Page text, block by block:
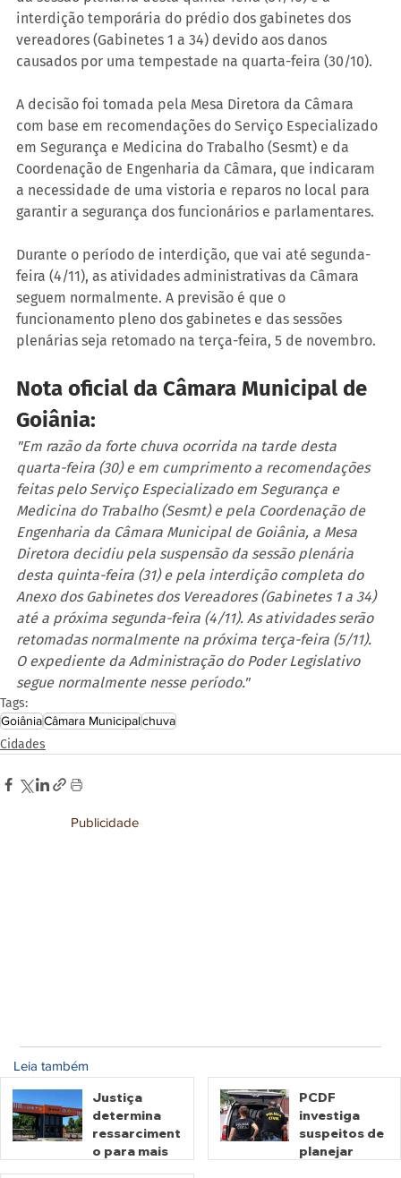
interdição temporária do prédio dos gabinetes dos
vereadores (Gabinetes 1 a 34) devido aos danos
causados por uma tempestade na quarta-feira (30/10).
A decisão foi tomada pela Mesa Diretora da Câmara
com base em recomendações do Serviço Especializado
em Segurança e Medicina do Trabalho (Sesmt) e da
Coordenação de Engenharia da Câmara, que indicaram
a necessidade de uma vistoria e reparos no local para
garantir a segurança dos funcionários e parlamentares.
Durante o período de interdição, que vai até segunda-
feira (4/11), as atividades administrativas da Câmara
seguem normalmente. A previsão é que o
funcionamento pleno dos gabinetes e das sessões
plenárias seja retomado na terça-feira, 5 de novembro.
Nota oficial da Câmara Municipal de
Goiânia:
"Em razão da forte chuva ocorrida na tarde desta
quarta-feira (30) e em cumprimento a recomendações
feitas pelo Serviço Especializado em Segurança e
Medicina do Trabalho (Sesmt) e pela Coordenação de
Engenharia da Câmara Municipal de Goiânia, a Mesa
Diretora decidiu pela suspensão da sessão plenária
desta quinta-feira (31) e pela interdição completa do
Anexo dos Gabinetes dos Vereadores (Gabinetes 1 a 34)
até a próxima segunda-feira (4/11). As atividades serão
retomadas normalmente na próxima terça-feira (5/11).
O expediente da Administração do Poder Legislativo
segue normalmente nesse período."
Tags:
GoiâniaCâmara Municipalchuva
Cidades
Publicidade
Leia também
Justiça
determina
ressarciment
o para mais
PCDF
investiga
suspeitos de
planejar